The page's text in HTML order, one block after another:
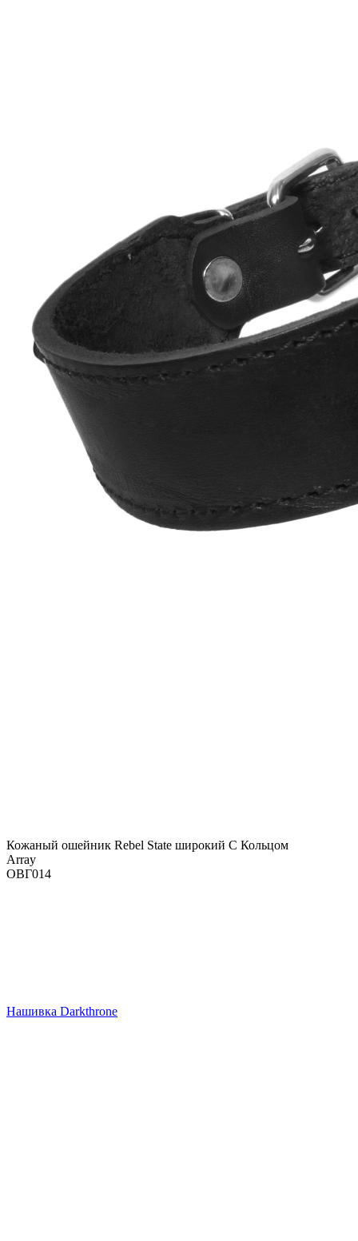
Кожаный ошейник Rebel State широкий С Кольцом
Array
ОВГ014
Нашивка Darkthrone